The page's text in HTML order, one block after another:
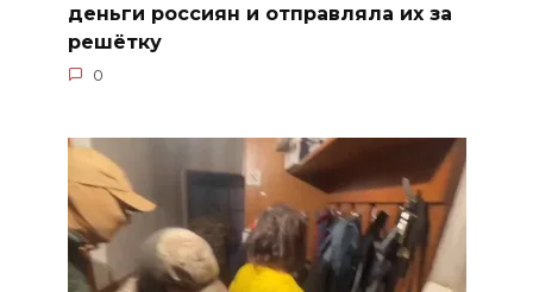
деньги россиян и отправляла их за
решётку
0